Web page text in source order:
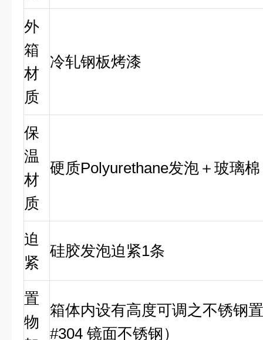
外
箱
材
质
冷轧钢板烤漆
保
温
材
质
硬质Polyurethane发泡＋玻璃棉
迫
紧
硅胶发泡迫紧1条
置
物
箱体内设有高度可调之不锈钢
#304 镜面不锈钢）